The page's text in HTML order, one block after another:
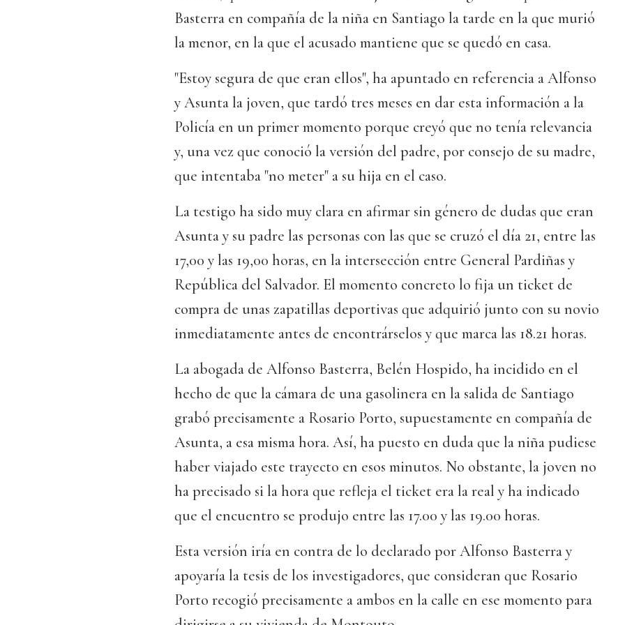
Basterra en compañía de la niña en Santiago la tarde en la que murió
la menor, en la que el acusado mantiene que se quedó en casa.
"Estoy segura de que eran ellos", ha apuntado en referencia a Alfonso
y Asunta la joven, que tardó tres meses en dar esta información a la
Policía en un primer momento porque creyó que no tenía relevancia
y, una vez que conoció la versión del padre, por consejo de su madre,
que intentaba "no meter" a su hija en el caso.
La testigo ha sido muy clara en afirmar sin género de dudas que eran
Asunta y su padre las personas con las que se cruzó el día 21, entre las
17,00 y las 19,00 horas, en la intersección entre General Pardiñas y
República del Salvador. El momento concreto lo fija un ticket de
compra de unas zapatillas deportivas que adquirió junto con su novio
inmediatamente antes de encontrárselos y que marca las 18.21 horas.
La abogada de Alfonso Basterra, Belén Hospido, ha incidido en el
hecho de que la cámara de una gasolinera en la salida de Santiago
grabó precisamente a Rosario Porto, supuestamente en compañía de
Asunta, a esa misma hora. Así, ha puesto en duda que la niña pudiese
haber viajado este trayecto en esos minutos. No obstante, la joven no
ha precisado si la hora que refleja el ticket era la real y ha indicado
que el encuentro se produjo entre las 17.00 y las 19.00 horas.
Esta versión iría en contra de lo declarado por Alfonso Basterra y
apoyaría la tesis de los investigadores, que consideran que Rosario
Porto recogió precisamente a ambos en la calle en ese momento para